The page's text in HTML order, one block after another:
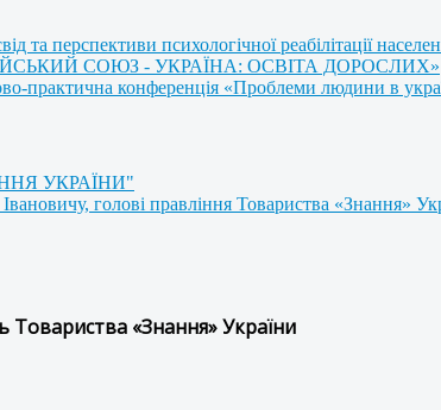
та перспективи психологічної реабілітації
СОЮЗ - УКРАЇНА: ОСВІТА ДОРОСЛИХ»
практична конференція «Проблеми людини в
УКРАЇНИ"
голові правління Товариства «Знання»
Товариства «Знання» України